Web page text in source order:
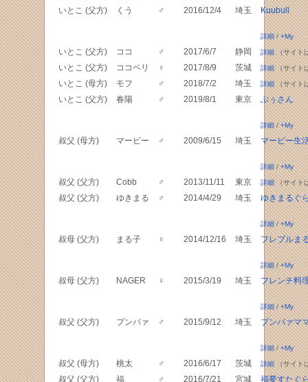
いとこ (父方) くう ♂ 2016/12/4 埼玉 Kuubull
詳細/+My
いとこ (父方) ココ ♂ 2017/6/7 静岡 詳細（サイト
いとこ (父方) ココペリ ♀ 2017/8/9 茨城 詳細（サイト
いとこ (母方) モフ ♂ 2018/7/2 埼玉 詳細（サイト
いとこ (父方) 春陽 ♂ 2019/8/1 東京 ぶぅさん
詳細/+My
叔父 (母方) マービー ♂ 2009/6/15 埼玉 マービー生
詳細/+My
叔父 (父方) Cobb ♂ 2013/11/11 東京 詳細（サイト
叔父 (父方) ゆきまる ♂ 2014/4/29 埼玉 ゆきまるぐ
詳細/+My
叔母 (父方) まる子 ♀ 2014/12/16 埼玉 フレブルま
詳細/+My
叔母 (父方) NAGER ♀ 2015/3/19 埼玉 フレンチ料
詳細/+My
叔父 (父方) プンバァ ♂ 2015/9/12 埼玉 プンバァマ
詳細/+My
叔父 (母方) 桃太 ♂ 2016/6/17 茨城 詳細（サイト
叔父 (父方) 福 ♂ 2016/7/21 宮城 福夢すたぐ